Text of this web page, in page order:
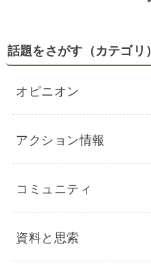
話題をさがす（カテゴリ）
オピニオン
アクション情報
コミュニティ
資料と思索